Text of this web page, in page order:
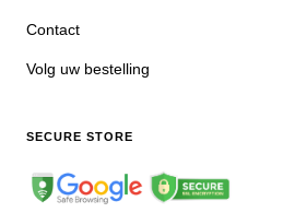
Contact
Volg uw bestelling
SECURE STORE